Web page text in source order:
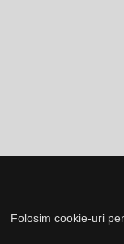
Folosim cookie-uri